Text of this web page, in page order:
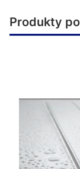
Produkty